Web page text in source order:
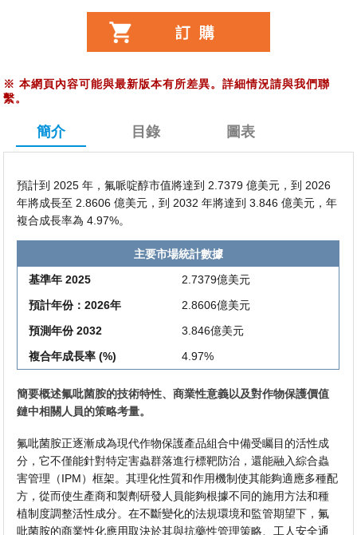
※ 本網頁內容可能與最新版本有所差異。詳細情況請與我們聯
繫。
簡介 目錄 圖表
預計到 2025 年，氟哌啶醇市值將達到 2.7379 億美元，到 2026
年將成長至 2.8606 億美元，到 2032 年將達到 3.846 億美元，年
複合成長率為 4.97%。
主要市場統計數據
基準年 2025
2.7379億美元
預計年份：2026年
2.8606億美元
預測年份 2032
3.846億美元
複合年成長率 (%)
4.97%
簡要概述氟吡菌胺的技術特性、商業性意義以及對作物保護價值
鏈中相關人員的策略考量。
氟吡菌胺正逐漸成為現代作物保護產品組合中備受矚目的活性成
分，它不僅能針對特定害蟲群落進行標靶防治，還能融入綜合蟲
害管理（IPM）框架。其理化性質和作用機制使其能夠適應多種配
方，從而使生產商和製劑研發人員能夠根據不同的施用方法和種
植制度調整活性成分。在不斷變化的法規環境和監管期望下，氟
吡菌胺的商業性化應用取決於其與抗藥性管理策略、工人安全通